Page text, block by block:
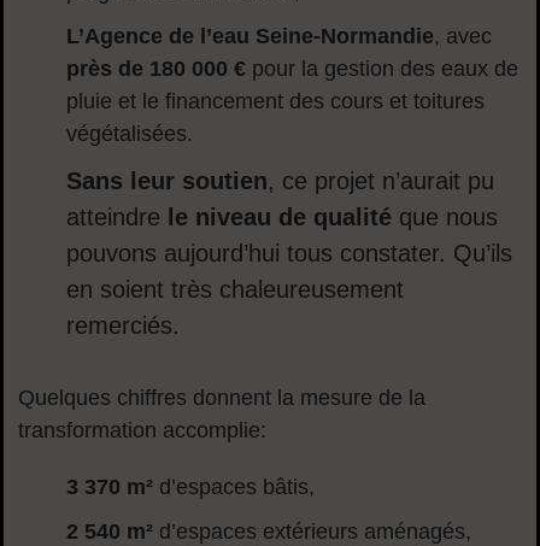
L’Agence de l’eau Seine-Normandie, avec
près de 180 000 € pour la gestion des eaux de
pluie et le financement des cours et toitures
végétalisées.
Sans leur soutien, ce projet n’aurait pu
atteindre
le niveau de qualité que nous
pouvons aujourd’hui tous constater. Qu’ils
en soient très chaleureusement
remerciés.
Quelques chiffres donnent la mesure de la
transformation accomplie:
3 370 m² d’espaces bâtis,
2 540 m² d’espaces extérieurs aménagés,